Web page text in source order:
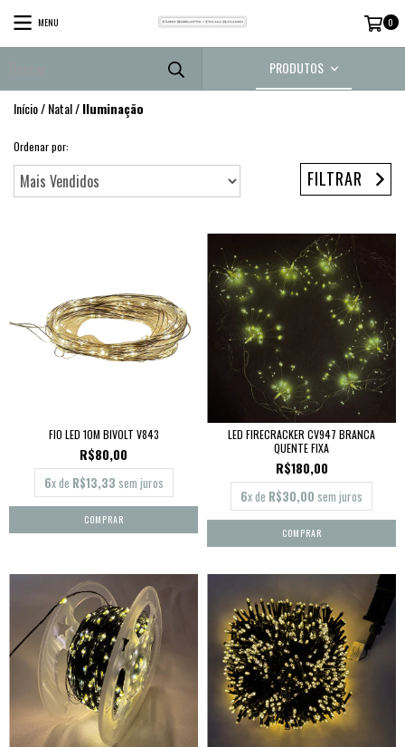
MENU 0
PRODUTOS
Início/Natal/Iluminação
Ordenar por:
FILTRAR
FIO LED 10M BIVOLT V843
R$80,00
6x de R$13,33 sem juros
LED FIRECRACKER CV947 BRANCA
QUENTE FIXA
R$180,00
6x de R$30,00 sem juros